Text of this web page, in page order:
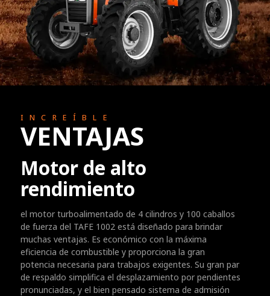
INCREÍBLE
VENTAJAS
Motor de alto
rendimiento
el motor turboalimentado de 4 cilindros y 100 caballos
de fuerza del TAFE 1002 está diseñado para brindar
muchas ventajas. Es económico con la máxima
eficiencia de combustible y proporciona la gran
potencia necesaria para trabajos exigentes. Su gran par
de respaldo simplifica el desplazamiento por pendientes
pronunciadas, y el bien pensado sistema de admisión